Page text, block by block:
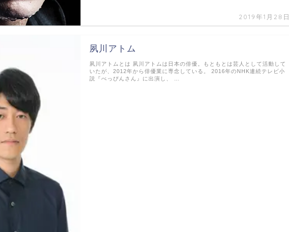
2019年1月28日
夙川アトム
夙川アトムとは 夙川アトムは日本の俳優。もともとは芸人として活動して
いたが、2012年から俳優業に専念している。 2016年のNHK連続テレビ小
説『べっぴんさん』に出演し、 …